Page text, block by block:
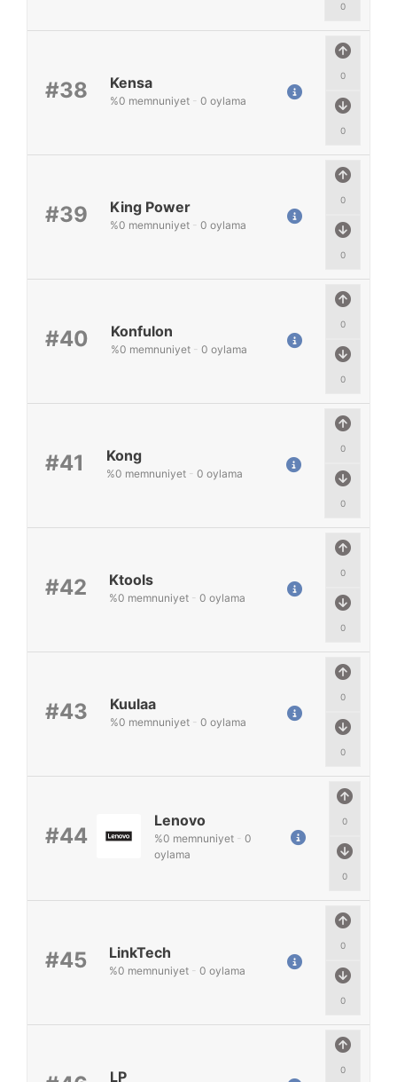
0
#38
0
0
Kensa
%0 memnuniyet - 0 oylama
#39
0
0
King Power
%0 memnuniyet - 0 oylama
#40
0
0
Konfulon
%0 memnuniyet - 0 oylama
#41
0
0
Kong
%0 memnuniyet - 0 oylama
#42
0
0
Ktools
%0 memnuniyet - 0 oylama
#43
0
0
Kuulaa
%0 memnuniyet - 0 oylama
#44
0
0
Lenovo
%0 memnuniyet - 0
oylama
#45
0
0
LinkTech
%0 memnuniyet - 0 oylama
0
LP